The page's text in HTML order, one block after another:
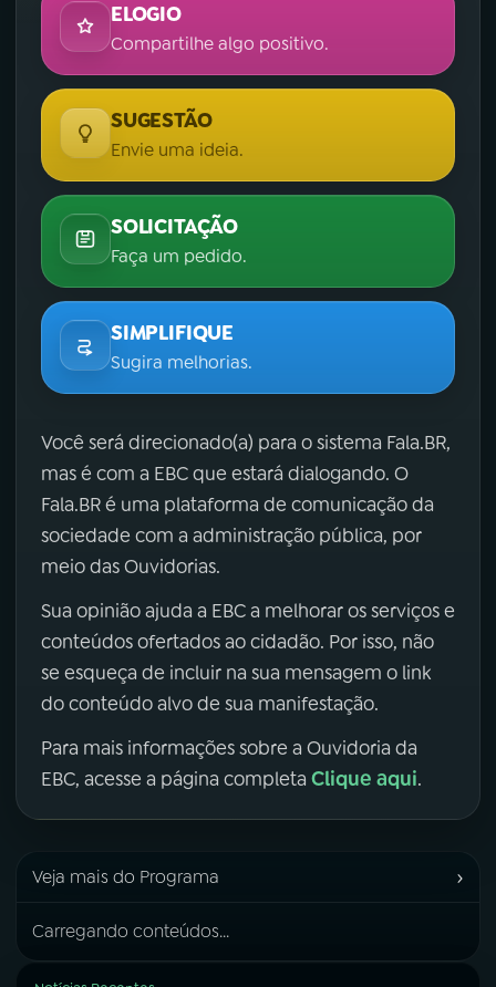
ELOGIO
Compartilhe algo positivo.
SUGESTÃO
Envie uma ideia.
SOLICITAÇÃO
Faça um pedido.
SIMPLIFIQUE
Sugira melhorias.
Você será direcionado(a) para o sistema Fala.BR,
mas é com a EBC que estará dialogando. O
Fala.BR é uma plataforma de comunicação da
sociedade com a administração pública, por
meio das Ouvidorias.
Sua opinião ajuda a EBC a melhorar os serviços e
conteúdos ofertados ao cidadão. Por isso, não
se esqueça de incluir na sua mensagem o link
do conteúdo alvo de sua manifestação.
Para mais informações sobre a Ouvidoria da
EBC, acesse a página completa Clique aqui.
Veja mais do Programa ›
Carregando conteúdos...